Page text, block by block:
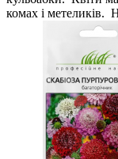
комах і метеликів.